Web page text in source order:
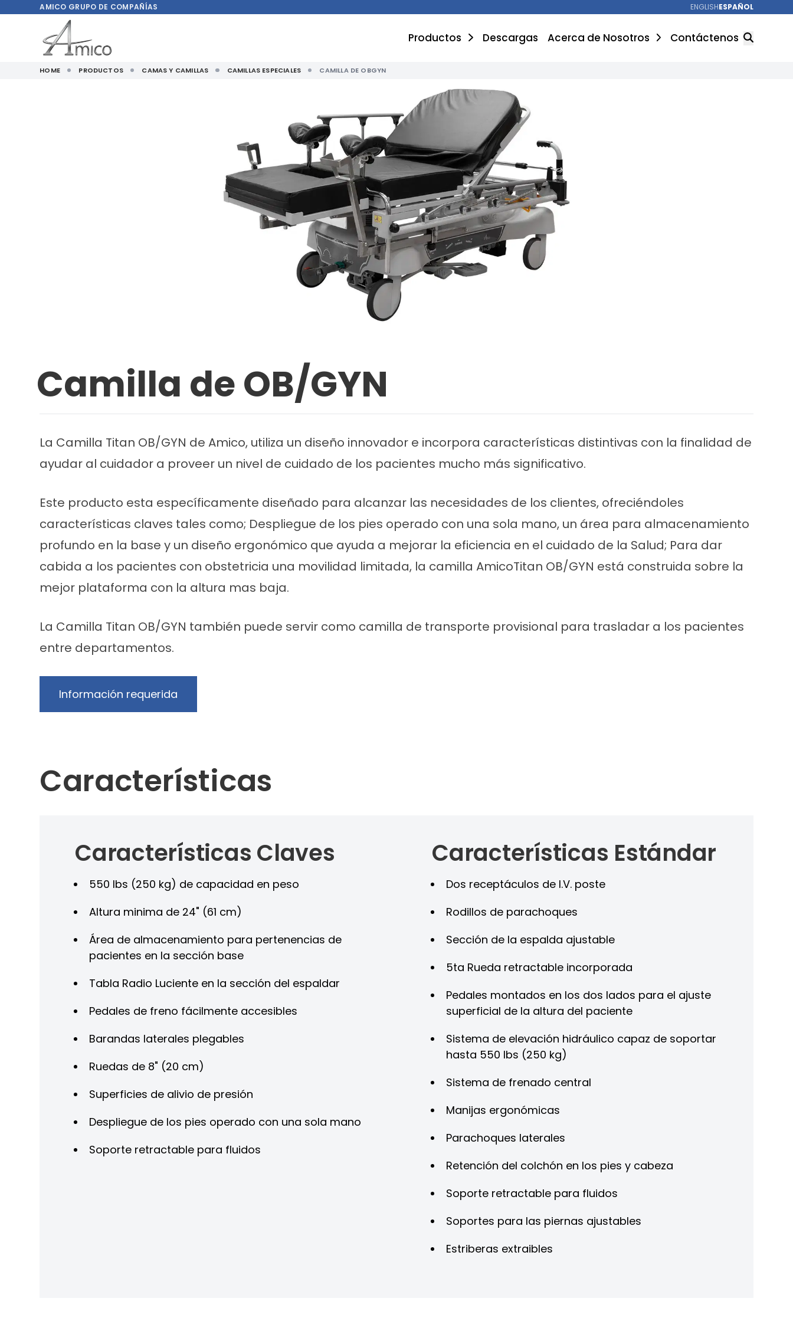
AMICO GRUPO DE COMPAÑÍAS ENGLISHESPAÑOL
Productos Descargas Acerca de Nosotros Contáctenos
HOME PRODUCTOS CAMAS Y CAMILLAS CAMILLAS ESPECIALES CAMILLA DE OBGYN
Camilla de OB/GYN
La Camilla Titan OB/GYN de Amico, utiliza un diseño innovador e incorpora características distintivas con la finalidad de
ayudar al cuidador a proveer un nivel de cuidado de los pacientes mucho más significativo.
Este producto esta específicamente diseñado para alcanzar las necesidades de los clientes, ofreciéndoles
características claves tales como; Despliegue de los pies operado con una sola mano, un área para almacenamiento
profundo en la base y un diseño ergonómico que ayuda a mejorar la eficiencia en el cuidado de la Salud; Para dar
cabida a los pacientes con obstetricia una movilidad limitada, la camilla AmicoTitan OB/GYN está construida sobre la
mejor plataforma con la altura mas baja.
La Camilla Titan OB/GYN también puede servir como camilla de transporte provisional para trasladar a los pacientes
entre departamentos.
Información requerida
Características
Características Claves
550 lbs (250 kg) de capacidad en peso
Altura minima de 24" (61 cm)
Área de almacenamiento para pertenencias de
pacientes en la sección base
Tabla Radio Luciente en la sección del espaldar
Pedales de freno fácilmente accesibles
Barandas laterales plegables
Ruedas de 8" (20 cm)
Superficies de alivio de presión
Despliegue de los pies operado con una sola mano
Soporte retractable para fluidos
Características Estándar
Dos receptáculos de I.V. poste
Rodillos de parachoques
Sección de la espalda ajustable
5ta Rueda retractable incorporada
Pedales montados en los dos lados para el ajuste
superficial de la altura del paciente
Sistema de elevación hidráulico capaz de soportar
hasta 550 lbs (250 kg)
Sistema de frenado central
Manijas ergonómicas
Parachoques laterales
Retención del colchón en los pies y cabeza
Soporte retractable para fluidos
Soportes para las piernas ajustables
Estriberas extraibles